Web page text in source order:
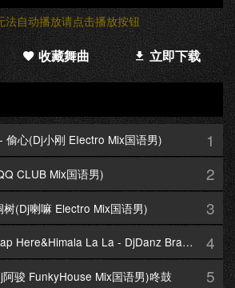
法自动播放请点击播放按钮
收藏舞曲 立即下载
偷心(Dj小刚 EIectro Mix国语男) 1
CLUB Mix国语男) 2
(Dj喇嘛 Electro Mix国语男) 3
【Dj夜猫提供】Sukarap Here&Himala La La - DjDanz Braekbeat Mix 4
骏 FunkyHouse Mix国语男)咚鼓 5